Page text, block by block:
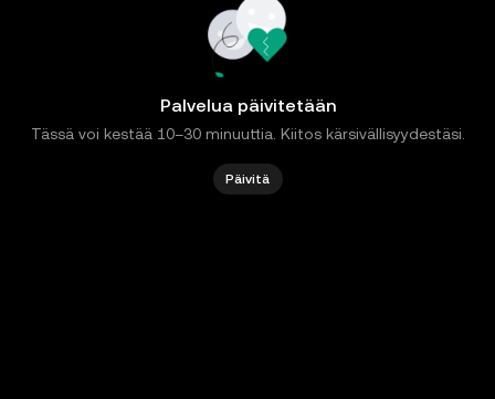
Palvelua päivitetään
Tässä voi kestää 10–30 minuuttia. Kiitos kärsivällisyydestäsi.
Päivitä